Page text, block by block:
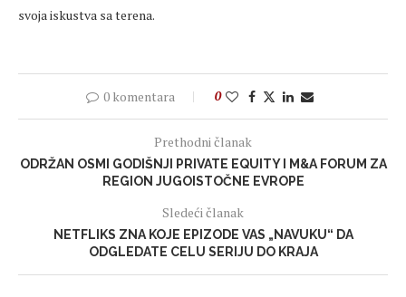
svoja iskustva sa terena.
0 komentara 0
Prethodni članak
ODRŽAN OSMI GODIŠNJI PRIVATE EQUITY I M&A FORUM ZA
REGION JUGOISTOČNE EVROPE
Sledeći članak
NETFLIKS ZNA KOJE EPIZODE VAS „NAVUKU“ DA
ODGLEDATE CELU SERIJU DO KRAJA